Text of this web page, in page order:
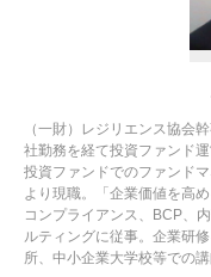
（一財）レジリエンス協会
社勤務を経て投資ファンド
投資ファンドでのファンド
より現職。「企業価値を高
コンプライアンス、BCP、
ルティングに従事。企業研
所、中小企業大学校等での講